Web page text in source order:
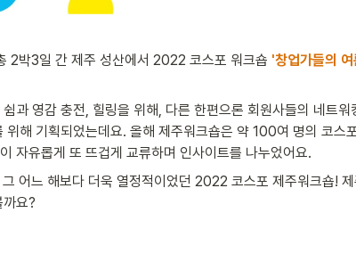
2박3일 간 제주 성산에서 2022 코스포 워크숍 '창업가들의
과 영감 충전, 힐링을 위해, 다른 한편으론 회원사들의 네트
위해 기획되었는데요. 올해 제주워크숍은 약 100여 명의 코스
자유롭게 또 뜨겁게 교류하며 인사이트를 나누었어요.
어느 해보다 더욱 열정적이었던 2022 코스포 제주워크숍!
요?